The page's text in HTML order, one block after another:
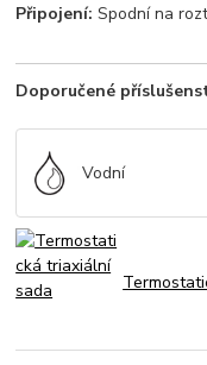
Připojení: Spodní na
Doporučené
Vodní